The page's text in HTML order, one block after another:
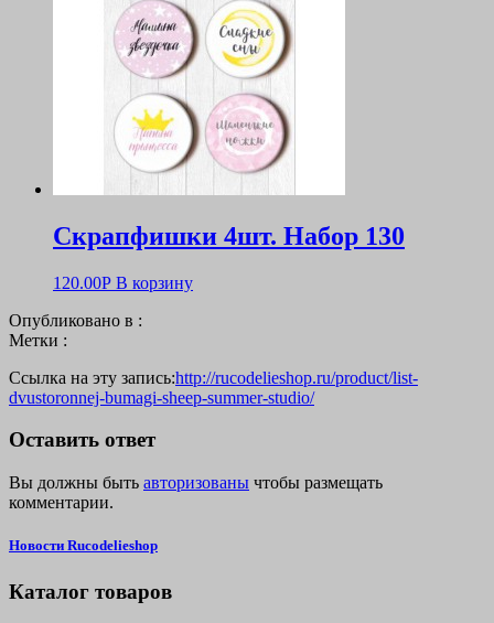
Скрапфишки 4шт. Набор 130
120.00Р В корзину
Опубликовано в :
Метки :
Ссылка на эту запись:http://rucodelieshop.ru/product/list-
dvustoronnej-bumagi-sheep-summer-studio/
Оставить ответ
Вы должны быть авторизованы чтобы размещать
комментарии.
Новости Rucodelieshop
Каталог товаров